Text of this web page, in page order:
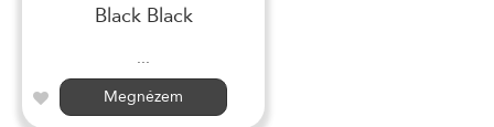
Black Black
...
Megnézem